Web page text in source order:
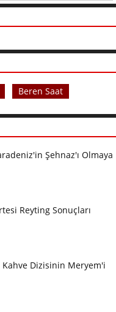
Beren Saat
Şehnaz'ı Olmaya
Reyting Sonuçları
Dizisinin Meryem'i